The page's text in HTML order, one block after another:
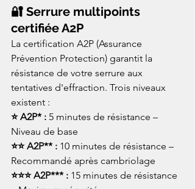
🔐 Serrure multipoints
certifiée A2P
La certification A2P (Assurance
Prévention Protection) garantit la
résistance de votre serrure aux
tentatives d'effraction. Trois niveaux
existent :
⭐ A2P* : 5 minutes de résistance –
Niveau de base
⭐⭐ A2P** : 10 minutes de résistance –
Recommandé après cambriolage
⭐⭐⭐ A2P*** : 15 minutes de résistance